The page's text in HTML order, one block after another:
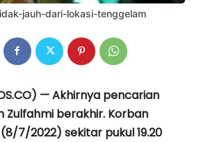
jauh-dari-lokasi-tenggelam
— Akhirnya pencarian
berakhir. Korban
7/2022) sekitar pukul 19.20